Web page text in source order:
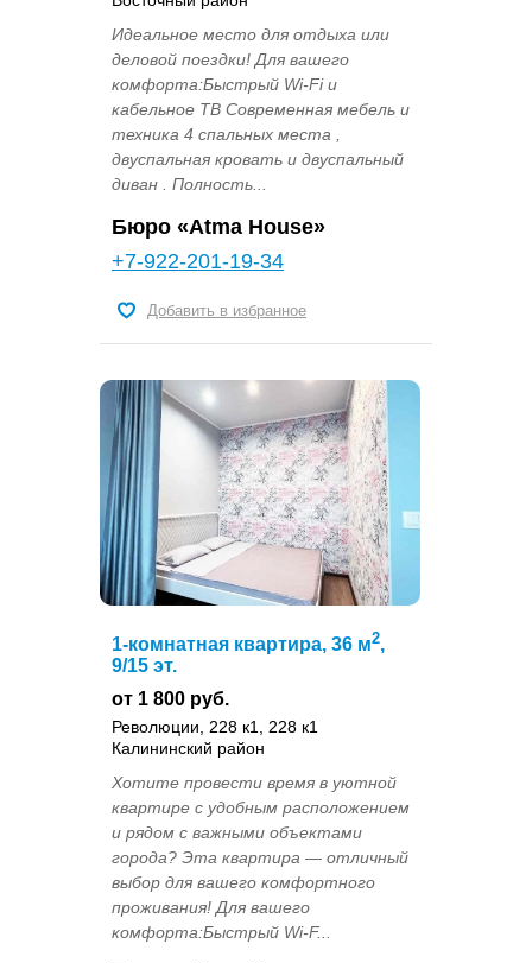
Идеальное место для отдыха или
деловой поездки! Для вашего
комфорта:Быстрый Wi-Fi и
кабельное ТВ Современная мебель и
техника 4 спальных места ,
двуспальная кровать и двуспальный
диван . Полность...
Бюро «Atma House»
+7-922-201-19-34
Добавить в избранное
1-комнатная квартира, 36 м2,
9/15 эт.
от 1 800 руб.
Революции, 228 к1, 228 к1
Калининский район
Хотите провести время в уютной
квартире с удобным расположением
и рядом с важными объектами
города? Эта квартира — отличный
выбор для вашего комфортного
проживания! Для вашего
комфорта:Быстрый Wi-F...